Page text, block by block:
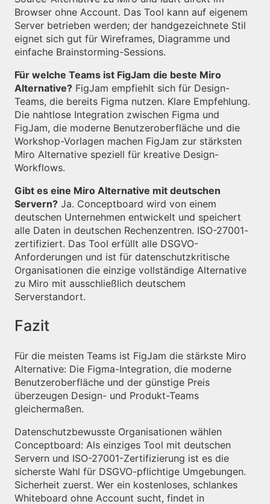
Browser ohne Account. Das Tool kann auf eigenem
Server betrieben werden; der handgezeichnete Stil
eignet sich gut für Wireframes, Diagramme und
einfache Brainstorming-Sessions.
Für welche Teams ist FigJam die beste Miro
Alternative? FigJam empfiehlt sich für Design-
Teams, die bereits Figma nutzen. Klare Empfehlung.
Die nahtlose Integration zwischen Figma und
FigJam, die moderne Benutzeroberfläche und die
Workshop-Vorlagen machen FigJam zur stärksten
Miro Alternative speziell für kreative Design-
Workflows.
Gibt es eine Miro Alternative mit deutschen
Servern? Ja. Conceptboard wird von einem
deutschen Unternehmen entwickelt und speichert
alle Daten in deutschen Rechenzentren. ISO-27001-
zertifiziert. Das Tool erfüllt alle DSGVO-
Anforderungen und ist für datenschutzkritische
Organisationen die einzige vollständige Alternative
zu Miro mit ausschließlich deutschem
Serverstandort.
Fazit
Für die meisten Teams ist FigJam die stärkste Miro
Alternative: Die Figma-Integration, die moderne
Benutzeroberfläche und der günstige Preis
überzeugen Design- und Produkt-Teams
gleichermaßen.
Datenschutzbewusste Organisationen wählen
Conceptboard: Als einziges Tool mit deutschen
Servern und ISO-27001-Zertifizierung ist es die
sicherste Wahl für DSGVO-pflichtige Umgebungen.
Sicherheit zuerst. Wer ein kostenloses, schlankes
Whiteboard ohne Account sucht, findet in